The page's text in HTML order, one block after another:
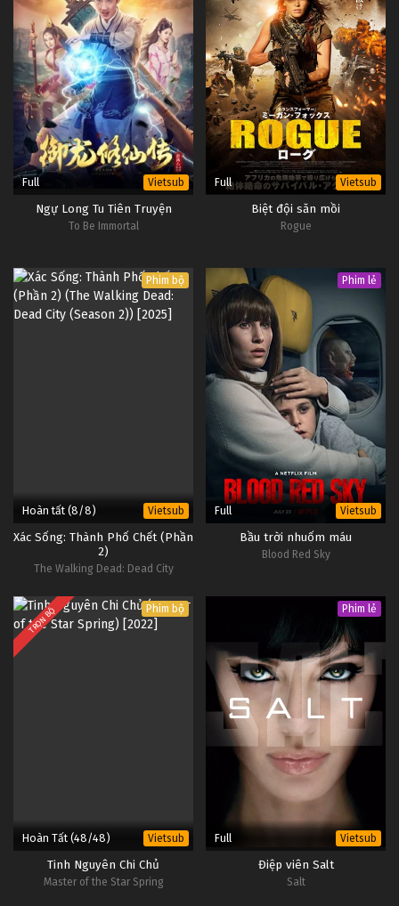
Full Vietsub
Ngự Long Tu Tiên Truyện
To Be Immortal
Full Vietsub
Biệt đội săn mồi
Rogue
Phim bộ
Hoàn tất (8/8) Vietsub
Xác Sống: Thành Phố Chết (Phần
2)
The Walking Dead: Dead City
Phim lẻ
Full Vietsub
Bầu trời nhuốm máu
Blood Red Sky
TRỌN BỘ Phim bộ
Hoàn Tất (48/48) Vietsub
Tinh Nguyên Chi Chủ
Master of the Star Spring
Phim lẻ
Full Vietsub
Điệp viên Salt
Salt